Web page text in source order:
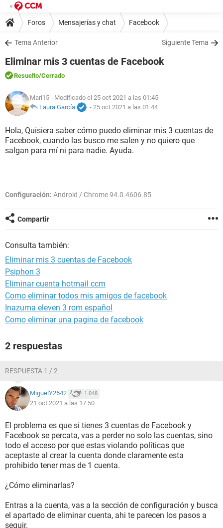
Foros Mensajerías y chat Facebook
Tema Anterior Siguiente Tema
Eliminar mis 3 cuentas de Facebook
Resuelto/Cerrado
Mari15 - Modificado el 25 oct 2021 a las 01:45
Laura García
- 25 oct 2021 a las 01:44
Hola, Quisiera saber cómo puedo eliminar mis 3 cuentas de
Facebook, cuando las busco me salen y no quiero que
salgan para mí ni para nadie. Ayuda.
Configuración: Android / Chrome 94.0.4606.85
Compartir
Consulta también:
Eliminar mis 3 cuentas de Facebook
Psiphon 3
Eliminar cuenta hotmail ccm
Como eliminar todos mis amigos de facebook
Inazuma eleven 3 rom español
Como eliminar una pagina de facebook
2 respuestas
RESPUESTA 1 / 2
MiguelY2542 1.048
21 oct 2021 a las 17:50
El problema es que si tienes 3 cuentas de Facebook y
Facebook se percata, vas a perder no solo las cuentas, sino
todo el acceso por que estas violando políticas que
aceptaste al crear la cuenta donde claramente esta
prohibido tener mas de 1 cuenta.
¿Cómo eliminarlas?
Entras a la cuenta, vas a la sección de configuración y busca
el apartado de eliminar cuenta, ahi te parecen los pasos a
seguir.